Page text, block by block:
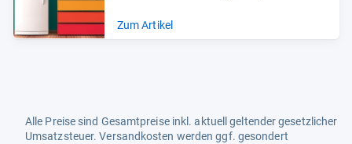
Zum Artikel
Alle Preise sind Gesamtpreise inkl. aktuell geltender gesetzlicher
Umsatzsteuer. Versandkosten werden ggf. gesondert